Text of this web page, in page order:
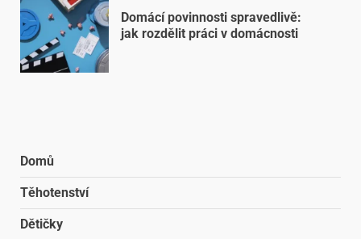
Domácí povinnosti spravedlivě:
jak rozdělit práci v domácnosti
Domů
Těhotenství
Dětičky